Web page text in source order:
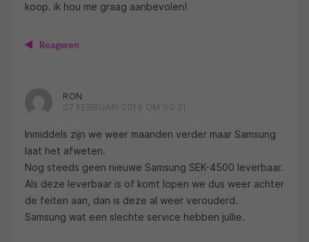
koop. ik hou me graag aanbevolen!
Reageren
RON
07 FEBRUARI 2019 OM 00:21
Inmiddels zijn we weer maanden verder maar Samsung
laat het afweten.
Nog steeds geen nieuwe Samsung SEK-4500 leverbaar.
Als deze leverbaar is of komt lopen we dus weer achter
de feiten aan, dan is deze al weer verouderd.
Samsung wat een slechte service hebben jullie.